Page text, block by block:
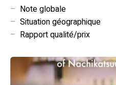
– Note globale
– Situation géographique
– Rapport qualité/prix